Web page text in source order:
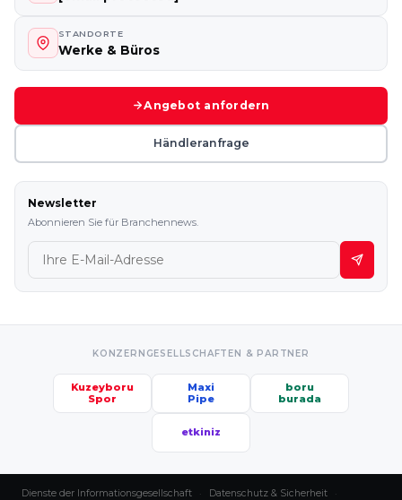
STANDORTE
Werke & Büros
Angebot anfordern
Händleranfrage
Newsletter
Abonnieren Sie für Branchennews.
KONZERNGESELLSCHAFTEN & PARTNER
Kuzeyboru
Spor
Maxi
Pipe
boru
burada
etkiniz
Dienste der Informationsgesellschaft · Datenschutz & Sicherheit ·